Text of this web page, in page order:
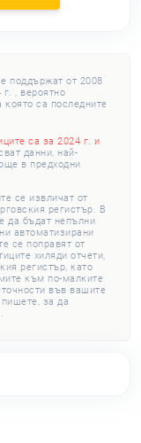
поддържат от 2008
, вероятно
която са последните
са за 2024 г. и
данни, най-
в предходни
се извличат от
регистър. В
да бъдат непълни
автоматизирани
се поправят от
хиляди отчети,
регистър, като
към по-малките
във вашите
за да